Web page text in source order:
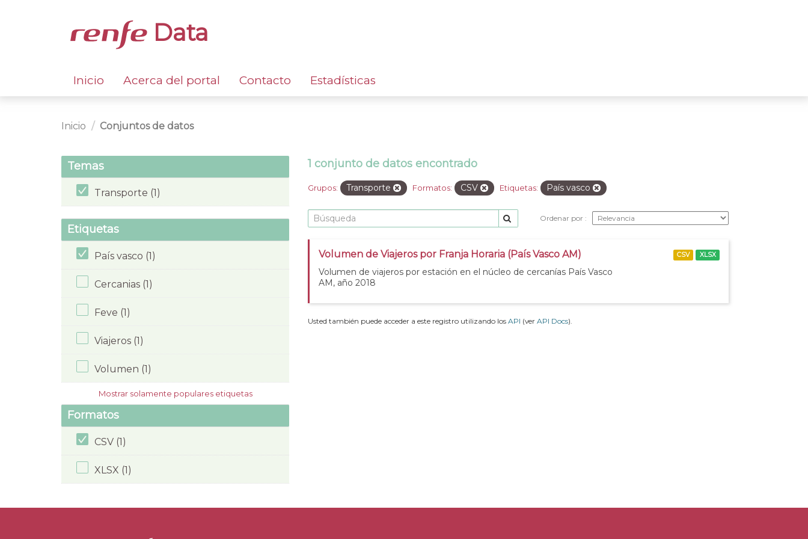
Data
Inicio Acerca del portal Contacto Estadísticas
Inicio Conjuntos de datos
Temas
Transporte (1)
Etiquetas
País vasco (1)
Cercanias (1)
Feve (1)
Viajeros (1)
Volumen (1)
Mostrar solamente populares etiquetas
Formatos
CSV (1)
XLSX (1)
1 conjunto de datos encontrado
Grupos: Transporte Formatos: CSV Etiquetas: País vasco
Ordenar por
Volumen de Viajeros por Franja Horaria (País Vasco AM)
Volumen de viajeros por estación en el núcleo de cercanías País Vasco
AM, año 2018
CSV XLSX
Usted también puede acceder a este registro utilizando los API (ver API Docs).